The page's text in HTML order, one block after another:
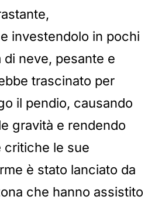
investendolo in pochi
di neve, pesante e
trascinato per
il pendio, causando
gravità e rendendo
critiche le sue
è stato lanciato da
che hanno assistito